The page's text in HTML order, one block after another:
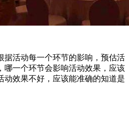
据活动每一个环节的影响，预估活
哪一个环节会影响活动效果，应该
动效果不好，应该能准确的知道是